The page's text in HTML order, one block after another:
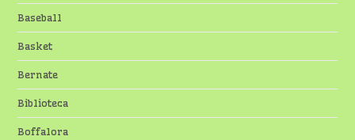
Baseball
Basket
Bernate
Biblioteca
Boffalora